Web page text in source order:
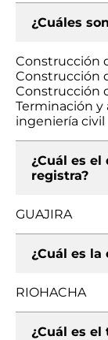
¿Cuáles
Construcción
Construcción
Construcción
Terminación y
ingeniería civil
¿Cuál es
registra?
GUAJIRA
¿Cuál es
RIOHACHA
¿Cuál es el